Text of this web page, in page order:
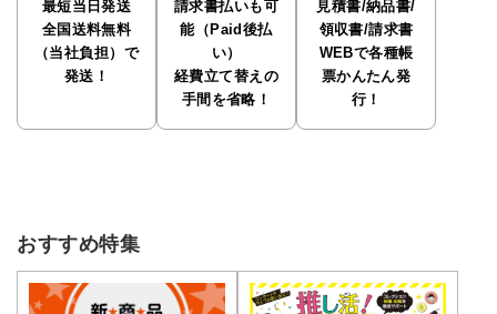
最短当日発送
全国送料無料
（当社負担）で
発送！
請求書払いも可
能（Paid後払
い）
経費立て替えの
手間を省略！
見積書/納品書/
領収書/請求書
WEBで各種帳
票かんたん発
行！
おすすめ特集